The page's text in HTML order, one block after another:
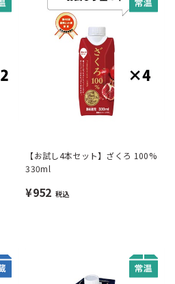
【お試し4本セット】ざくろ 100%
330ml
¥952 税込